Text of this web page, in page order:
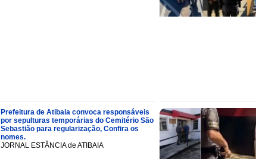
Prefeitura de Atibaia convoca responsáveis
por sepulturas temporárias do Cemitério São
Sebastião para regularização, Confira os
nomes.
JORNAL ESTÂNCIA de ATIBAIA